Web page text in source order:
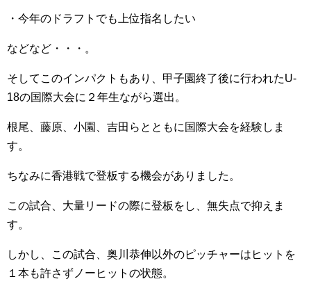
・今年のドラフトでも上位指名したい
などなど・・・。
そしてこのインパクトもあり、甲子園終了後に行われたU-
18の国際大会に２年生ながら選出。
根尾、藤原、小園、吉田らとともに国際大会を経験しま
す。
ちなみに香港戦で登板する機会がありました。
この試合、大量リードの際に登板をし、無失点で抑えま
す。
しかし、この試合、奥川恭伸以外のピッチャーはヒットを
１本も許さずノーヒットの状態。